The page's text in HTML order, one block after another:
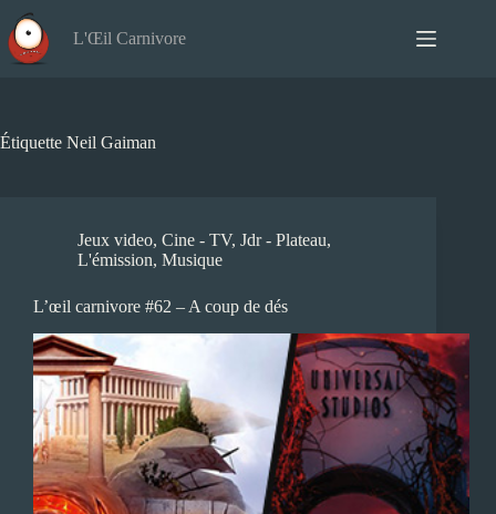
au
contenu
L'Œil Carnivore
Étiquette Neil Gaiman
Jeux video, Cine - TV, Jdr - Plateau,
L'émission, Musique
L’œil carnivore #62 – A coup de dés